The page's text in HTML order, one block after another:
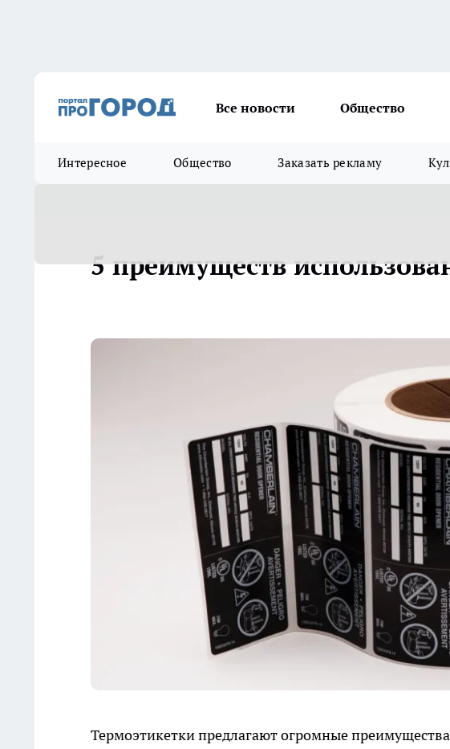
Все новости Общество
Интересное Общество Заказать рекламу
5 преимуществ
Термоэтикетки предлагают огромные